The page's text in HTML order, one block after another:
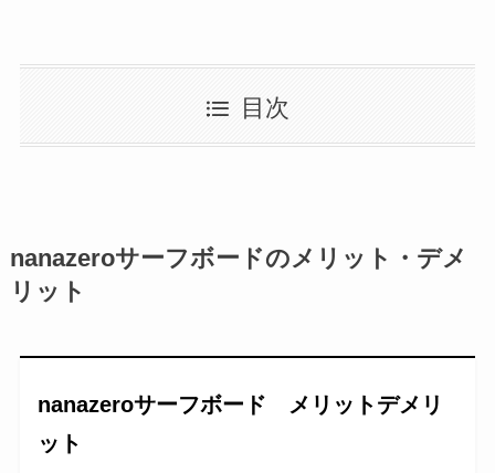
目次
nanazeroサーフボードのメリット・デメ
リット
nanazeroサーフボード メリットデメリ
ット